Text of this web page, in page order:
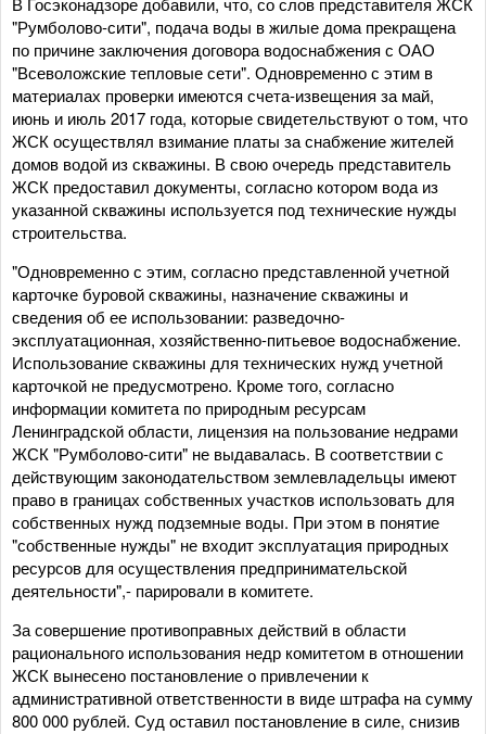
"Румболово-сити", подача воды в жилые дома прекращена
по причине заключения договора водоснабжения с ОАО
"Всеволожские тепловые сети". Одновременно с этим в
материалах проверки имеются счета-извещения за май,
июнь и июль 2017 года, которые свидетельствуют о том, что
ЖСК осуществлял взимание платы за снабжение жителей
домов водой из скважины. В свою очередь представитель
ЖСК предоставил документы, согласно котором вода из
указанной скважины используется под технические нужды
строительства.
"Одновременно с этим, согласно представленной учетной
карточке буровой скважины, назначение скважины и
сведения об ее использовании: разведочно-
эксплуатационная, хозяйственно-питьевое водоснабжение.
Использование скважины для технических нужд учетной
карточкой не предусмотрено. Кроме того, согласно
информации комитета по природным ресурсам
Ленинградской области, лицензия на пользование недрами
ЖСК "Румболово-сити" не выдавалась. В соответствии с
действующим законодательством землевладельцы имеют
право в границах собственных участков использовать для
собственных нужд подземные воды. При этом в понятие
"собственные нужды" не входит эксплуатация природных
ресурсов для осуществления предпринимательской
деятельности",- парировали в комитете.
За совершение противоправных действий в области
рационального использования недр комитетом в отношении
ЖСК вынесено постановление о привлечении к
административной ответственности в виде штрафа на сумму
800 000 рублей. Суд оставил постановление в силе, снизив